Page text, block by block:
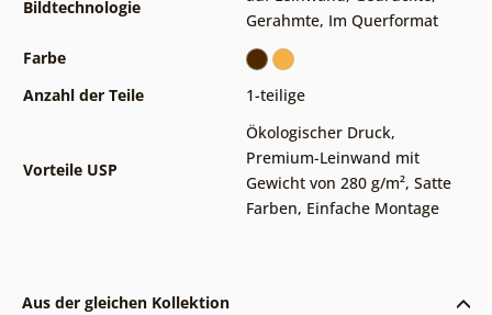
Bildtechnologie
Gerahmte, Im Querformat
Farbe
Anzahl der Teile
1-teilige
Vorteile USP
Ökologischer Druck,
Premium-Leinwand mit
Gewicht von 280 g/m², Satte
Farben, Einfache Montage
Aus der gleichen Kollektion